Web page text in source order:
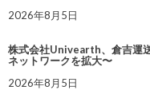
2026年8月5日
株式会社Univearth、倉吉運
ネットワークを拡大〜
2026年8月5日